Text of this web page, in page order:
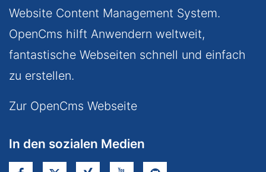
Website Content Management System.
OpenCms hilft Anwendern weltweit,
fantastische Webseiten schnell und einfach
zu erstellen.
Zur OpenCms Webseite
In den sozialen Medien